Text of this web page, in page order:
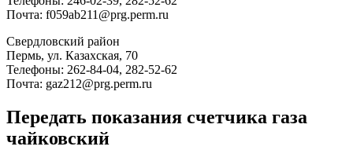
Почта: f059ab211@prg.perm.ru
Свердловский район
Пермь, ул. Казахская, 70
Телефоны: 262-84-04, 282-52-62
Почта: gaz212@prg.perm.ru
Передать показания счетчика газа
чайковский